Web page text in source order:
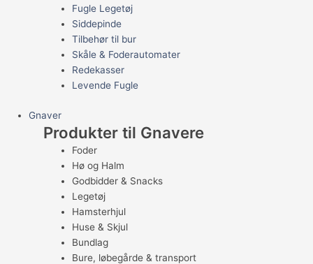
Fugle Legetøj
Siddepinde
Tilbehør til bur
Skåle & Foderautomater
Redekasser
Levende Fugle
Gnaver
Produkter til Gnavere
Foder
Hø og Halm
Godbidder & Snacks
Legetøj
Hamsterhjul
Huse & Skjul
Bundlag
Bure, løbegårde & transport